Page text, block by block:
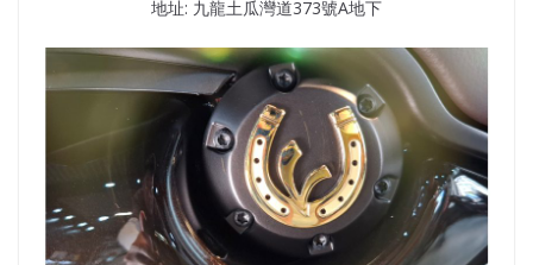
地址: 九龍土瓜灣道373號A地下